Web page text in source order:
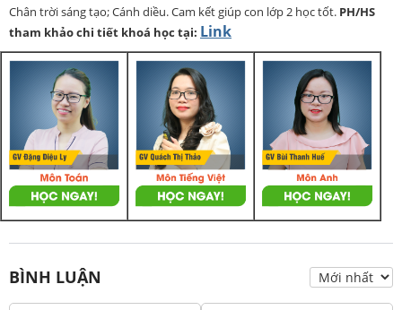
Chân trời sáng tạo; Cánh diều. Cam kết giúp con lớp 2 học tốt. PH/HS
tham khảo chi tiết khoá học tại: Link
BÌNH LUẬN